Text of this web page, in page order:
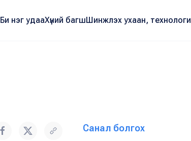
Би нэг удааХүний багшШинжлэх ухаан, технологи
Санал болгох